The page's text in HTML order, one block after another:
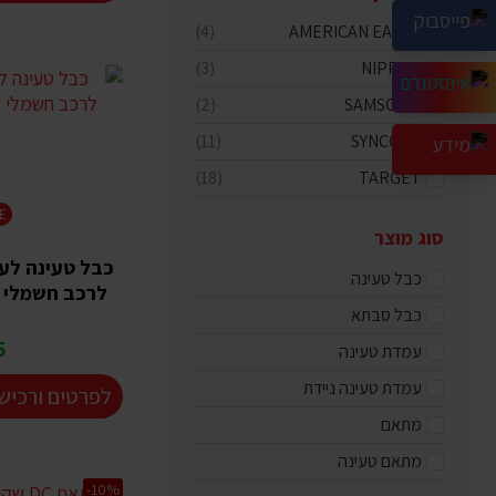
AMERICAN EAGLE
(4)
NIPPON
(3)
SAMSONIX
(2)
SYNCOPE
(11)
TARGET
(18)
סוג מוצר
כבל טעינה
כבל סבתא
עמדת טעינה
עמדת טעינה ניידת
מתאם
מתאם טעינה
כבל טעינה
לרכב חשמלי TYPE 2 - חמש מטר
לפרטים
-10%